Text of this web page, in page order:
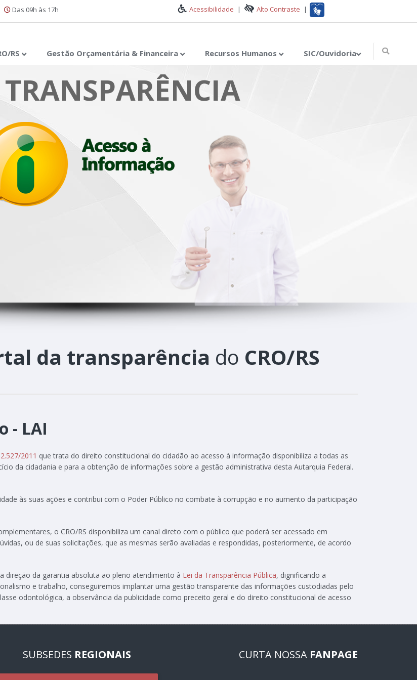
Das 09h às 17h Acessibilidade | Alto Contraste |
RS Gestão Orçamentária & Financeira Recursos Humanos SIC/Ouvidoria
da transparência do CRO/RS
- LAI
2011 que trata do direito constitucional do cidadão ao acesso à informação disponibiliza a todas as
da cidadania e para a obtenção de informações sobre a gestão administrativa desta Autarquia Federal.
às suas ações e contribui com o Poder Público no combate à corrupção e no aumento da participação
o CRO/RS disponibiliza um canal direto com o público que poderá ser acessado em
ou de suas solicitações, que as mesmas serão avaliadas e respondidas, posteriormente, de acordo
direção da garantia absoluta ao pleno atendimento à Lei da Transparência Pública, dignificando a
e trabalho, conseguiremos implantar uma gestão transparente das informações custodiadas pelo
odontológica, a observância da publicidade como preceito geral e do direito constitucional de acesso
SUBSEDES REGIONAIS CURTA NOSSA FANPAGE